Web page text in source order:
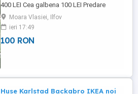
400 LEI Cea galbena 100 LEI Predare
personala în zona Moara Vlasiei Va rog sa
mă contactați pentru mai multe detalii
Moara Vlasiei, Ilfov
ieri 17:49
100 RON
Huse Karlstad Backabro IKEA noi